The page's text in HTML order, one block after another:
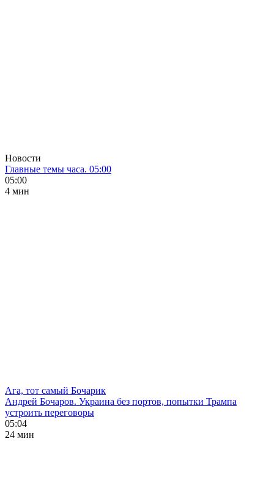
Новости
Главные темы часа. 05:00
05:00
4 мин
Ага, тот самый Бочарик
Андрей Бочаров. Украина без портов, попытки Трампа
устроить переговоры
05:04
24 мин